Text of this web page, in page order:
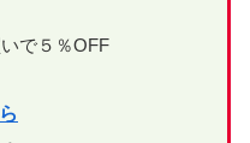
で５％OFF